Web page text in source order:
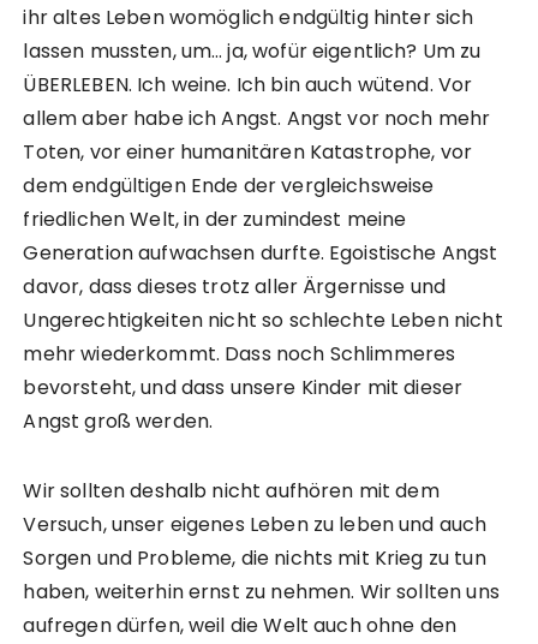
ihr altes Leben womöglich endgültig hinter sich
lassen mussten, um… ja, wofür eigentlich? Um zu
ÜBERLEBEN. Ich weine. Ich bin auch wütend. Vor
allem aber habe ich Angst. Angst vor noch mehr
Toten, vor einer humanitären Katastrophe, vor
dem endgültigen Ende der vergleichsweise
friedlichen Welt, in der zumindest meine
Generation aufwachsen durfte. Egoistische Angst
davor, dass dieses trotz aller Ärgernisse und
Ungerechtigkeiten nicht so schlechte Leben nicht
mehr wiederkommt. Dass noch Schlimmeres
bevorsteht, und dass unsere Kinder mit dieser
Angst groß werden.
Wir sollten deshalb nicht aufhören mit dem
Versuch, unser eigenes Leben zu leben und auch
Sorgen und Probleme, die nichts mit Krieg zu tun
haben, weiterhin ernst zu nehmen. Wir sollten uns
aufregen dürfen, weil die Welt auch ohne den